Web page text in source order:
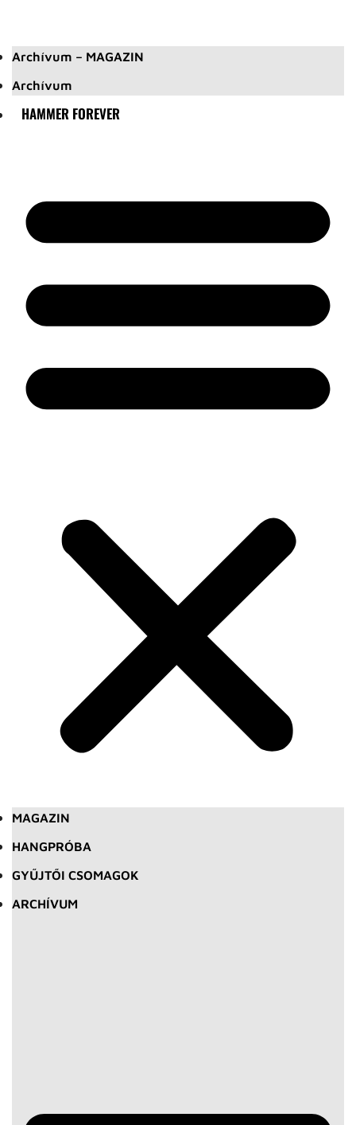
Archívum – MAGAZIN
Archívum
HAMMER FOREVER
MAGAZIN
HANGPRÓBA
GYŰJTŐI CSOMAGOK
ARCHÍVUM